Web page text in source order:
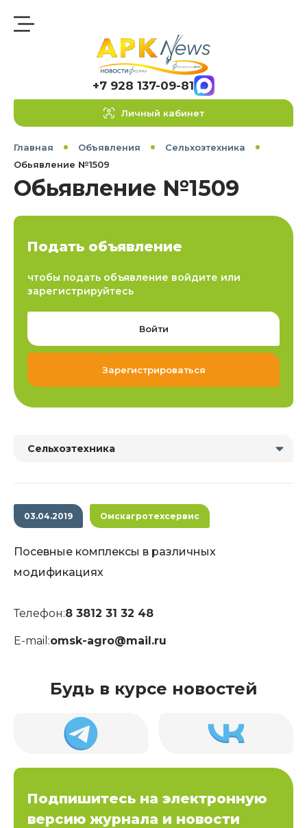
+7 928 137-09-81
Личный кабинет
Главная Объявления
Сельхозтехника
Обьявление №1509
Обьявление №1509
Подать объявление
чтобы подать объявление войдите или
зарегистрируйтесь
Войти
Зарегистрироваться
Сельхозтехника
03.04.2019 Омскагротехсервис
Посевные комплексы в различных
модификациях
Телефон:8 3812 31 32 48
E-mail:omsk-agro@mail.ru
Будь в курсе новостей
Подпишитесь на электронную
версию журнала и новости